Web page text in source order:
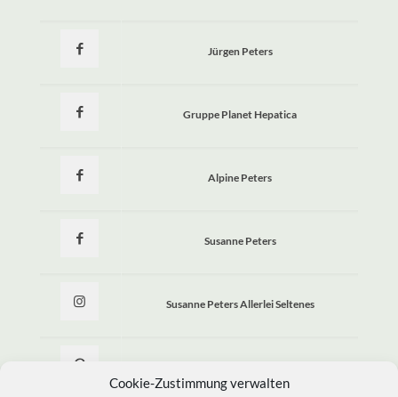
Cookie-Zustimmung verwalten
Jürgen Peters
Gruppe Planet Hepatica
Alpine Peters
Susanne Peters
Susanne Peters Allerlei Seltenes